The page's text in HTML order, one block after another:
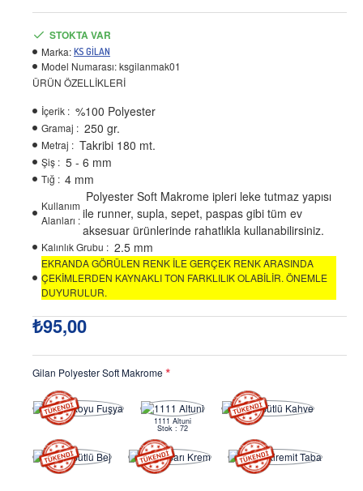
₺95,00
STOKTA VAR
Marka: KS GİLAN
Model Numarası:ksgilanmak01
ÜRÜN ÖZELLİKLERİ
İçerik : %100 Polyester
Gramaj : 250 gr.
Metraj : Takribi 180 mt.
Şiş : 5 - 6 mm
Tığ : 4 mm
Kullanım
Alanları :
Polyester Soft Makrome ipleri leke tutmaz yapısı
ile runner, supla, sepet, paspas gibi tüm ev
aksesuar ürünlerinde rahatlıkla kullanabilirsiniz.
Kalınlık Grubu : 2.5 mm
EKRANDA GÖRÜLEN RENK İLE GERÇEK RENK ARASINDA
ÇEKİMLERDEN KAYNAKLI TON FARKLILIK OLABİLİR. ÖNEMLE
DUYURULUR.
Gilan Polyester Soft Makrome
1111 Altuni
Stok : 72